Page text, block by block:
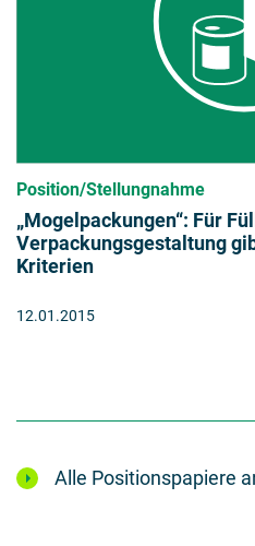
Position/Stellungnahme
„Mogelpackungen“: Für
Verpackungsgestaltung
Kriterien
12.01.2015
Alle Positionspapiere